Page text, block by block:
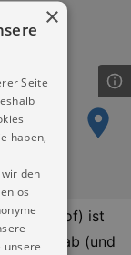
Hinterhof) ist
fernab (und
×
Seite
haben,
den
unsere